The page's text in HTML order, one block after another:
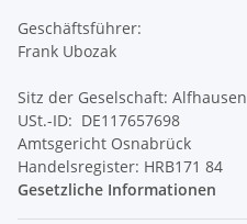
Geschäftsführer:
Frank Ubozak
Sitz der Geselschaft: Alfhausen
USt.-ID: DE117657698
Amtsgericht Osnabrück
Handelsregister: HRB171 84
Gesetzliche Informationen